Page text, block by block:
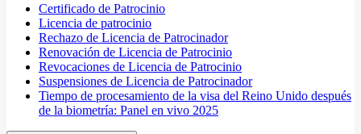
Certificado de Patrocinio
Licencia de patrocinio
Rechazo de Licencia de Patrocinador
Renovación de Licencia de Patrocinio
Revocaciones de Licencia de Patrocinio
Suspensiones de Licencia de Patrocinador
Tiempo de procesamiento de la visa del Reino Unido después
de la biometría: Panel en vivo 2025